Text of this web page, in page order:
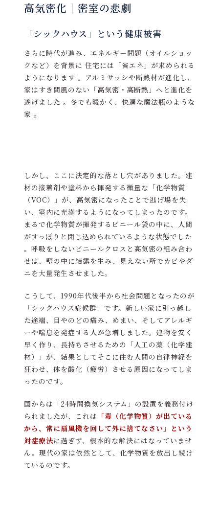
高気密化｜密室の悲劇
「シックハウス」という健康被害
さらに時代が進み、エネルギー問題（オイルショッ
クなど）を背景に 住宅には「省エネ」が求められる
ようになります 。アルミサッシや断熱材が進化し、
家はすき間風のない「高気密・高断熱」へと進化を
遂げました 。冬でも暖かく、快適な魔法瓶のような
家 。
しかし、ここに決定的な落とし穴がありました。建
材の接着剤や塗料から揮発する微量な「化学物質
（VOC）」が、高気密になったことで逃げ場を失
い、室内に充満するようになってしまったのです。
まるで化学物質が揮発するビニール袋の中に、人間
がすっぽりと閉じ込められているような状態でした
。呼吸をしないビニールクロスと高気密の組み合わ
せは、壁の中に結露を生み、見えない所でカビやダ
ニを大量発生させました。
こうして、1990年代後半から社会問題となったのが
「シックハウス症候群」です。新しい家に引っ越し
た途端、目やのどの痛み、めまい、そしてアレルギ
ーや喘息を発症する人が急増しました。建物を安く
早く作り、長持ちさせるための「人工の薬（化学建
材）」が、結果としてそこに住む人間の自律神経を
狂わせ、体を酸化（疲労）させる原因になってしま
ったのです。
国からは「24時間換気システム」の設置を義務付け
られましたが、これは 「毒（化学物質）が出ている
から、常に扇風機を回して外に捨てなさい」という
対症療法に過ぎず、根本的な解決にはなっていませ
ん。現代の家は依然として、化学物質を放出し続け
ているのです。